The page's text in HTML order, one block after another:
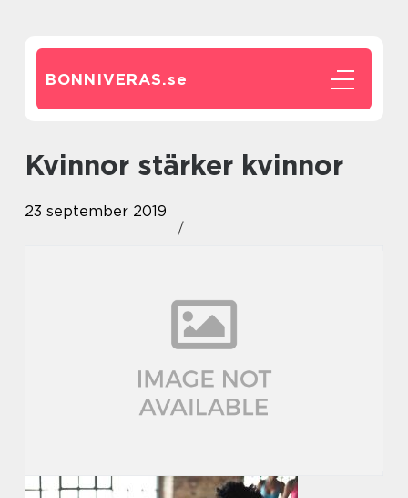
BONNIVERAS.se
Kvinnor stärker kvinnor
23 september 2019